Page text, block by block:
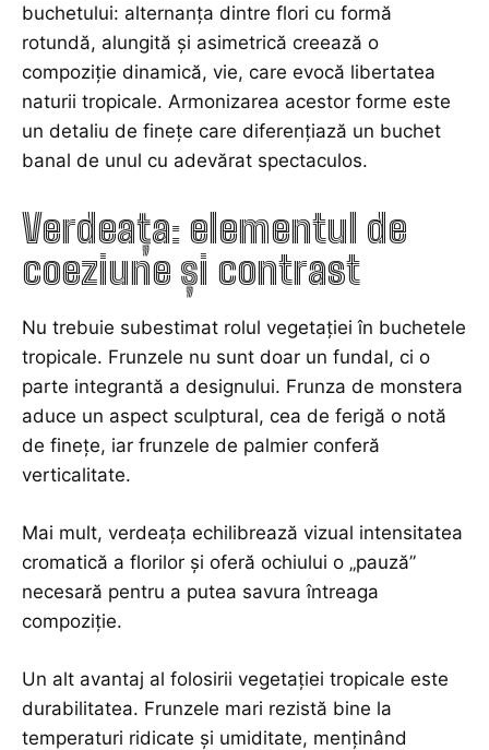
buchetului: alternanța dintre flori cu formă
rotundă, alungită și asimetrică creează o
compoziție dinamică, vie, care evocă libertatea
naturii tropicale. Armonizarea acestor forme este
un detaliu de finețe care diferențiază un buchet
banal de unul cu adevărat spectaculos.
Verdeața: elementul de
coeziune și contrast
Nu trebuie subestimat rolul vegetației în buchetele
tropicale. Frunzele nu sunt doar un fundal, ci o
parte integrantă a designului. Frunza de monstera
aduce un aspect sculptural, cea de ferigă o notă
de finețe, iar frunzele de palmier conferă
verticalitate.
Mai mult, verdeața echilibrează vizual intensitatea
cromatică a florilor și oferă ochiului o „pauză”
necesară pentru a putea savura întreaga
compoziție.
Un alt avantaj al folosirii vegetației tropicale este
durabilitatea. Frunzele mari rezistă bine la
temperaturi ridicate și umiditate, menținând